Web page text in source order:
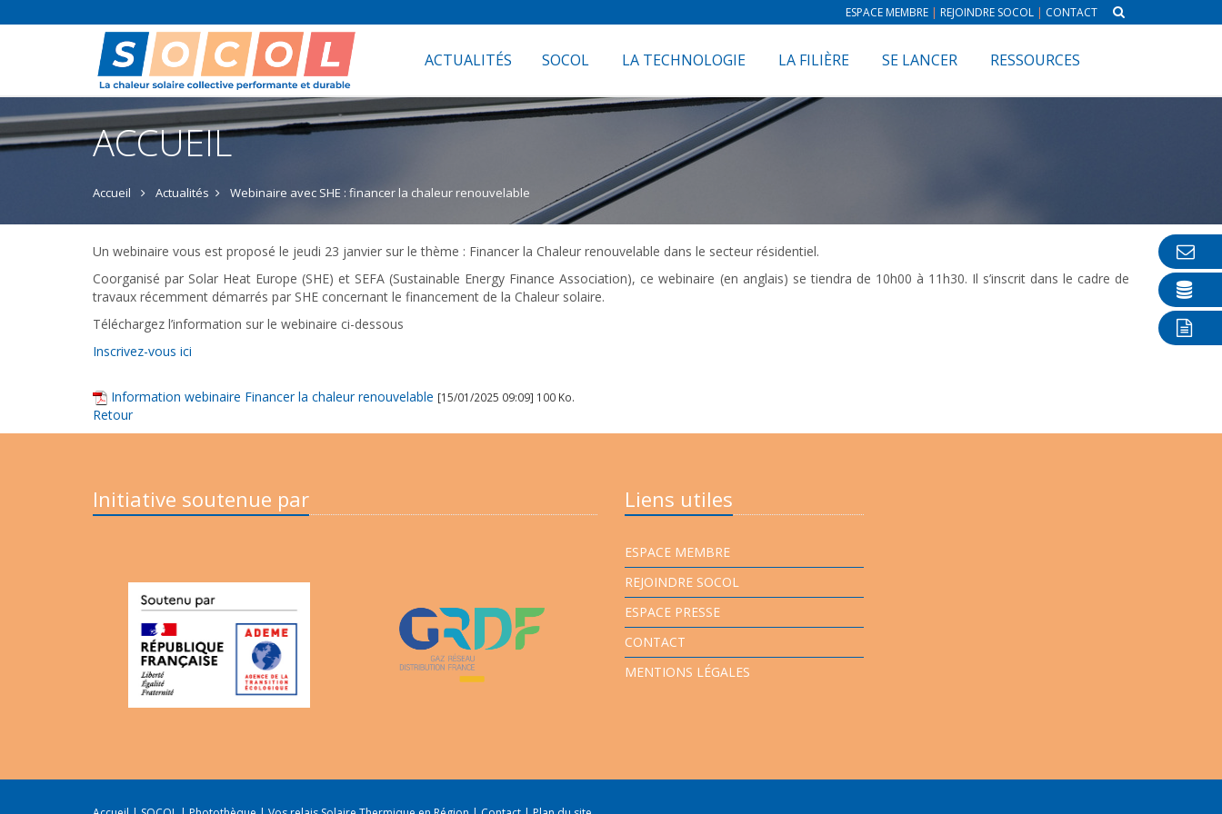
ESPACE MEMBRE | REJOINDRE SOCOL | CONTACT
ACTUALITÉS SOCOL LA TECHNOLOGIE LA FILIÈRE SE LANCER RESSOURCES
ACCUEIL
Accueil Actualités Webinaire avec SHE : financer la chaleur renouvelable
Un webinaire vous est proposé le jeudi 23 janvier sur le thème : Financer la Chaleur renouvelable dans le secteur résidentiel.
Coorganisé par Solar Heat Europe (SHE) et SEFA (Sustainable Energy Finance Association), ce webinaire (en anglais) se tiendra de 10h00 à 11h30. Il s’inscrit dans le cadre de
travaux récemment démarrés par SHE concernant le financement de la Chaleur solaire.
Téléchargez l’information sur le webinaire ci-dessous
Inscrivez-vous ici
Information webinaire Financer la chaleur renouvelable [15/01/2025 09:09] 100 Ko.
Retour
Initiative soutenue par Liens utiles
ESPACE MEMBRE
REJOINDRE SOCOL
ESPACE PRESSE
CONTACT
MENTIONS LÉGALES